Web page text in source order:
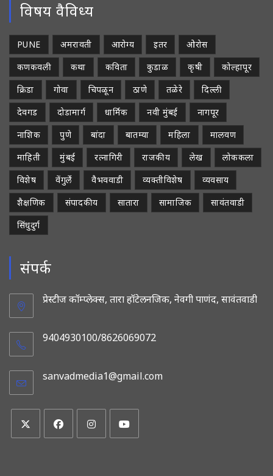
विषय वैविध्य
PUNE अमरावती आरोग्य इतर
ओरोस
कणकवली
कथा कविता कुडाळ कृषी
कोल्हापूर
क्रिडा
गोवा चिपळून ठाणे तळेरे
दिल्ली
देवगड
दोडामार्ग धार्मिक नवी मुंबई
नागपूर
नाशिक
पुणे बांदा बातम्या महिला
मालवण
माहिती
मुंबई रत्नागिरी राजकीय लेख
लोककला
विशेष
वेंगुर्ले वैभववाडी व्यक्तीविशेष
व्यवसाय
शैक्षणिक
संपादकीय सातारा सामाजिक
सावंतवाडी
सिंधुदुर्ग
संपर्क
प्रेस्टीज कॉम्प्लेक्स, तारा हॉटेलनजिक, नेवगी पाणंद, सावंतवाडी
9404930100/8626069072
sanvadmedia1@gmail.com